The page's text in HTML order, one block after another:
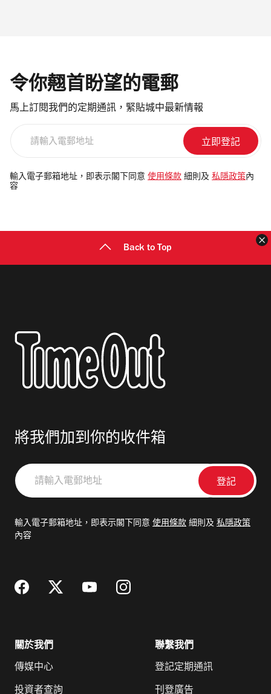
令你翹首盼望的電郵
馬上訂閱我們的定期通訊，緊貼城中最新情報
電
郵
輸入電子郵箱地址，即表示閣下同意 使用條款 細則及 私隱政策 內
容
Back to Top
將我們加到你的收件箱
請
輸
郵
輸入電子郵箱地址，即表示閣下同意 使用條款 細則及 私隱政策
內容
關於我們
傳媒中心
投資者查詢
聯繫我們
登記定期通訊
刊登廣告